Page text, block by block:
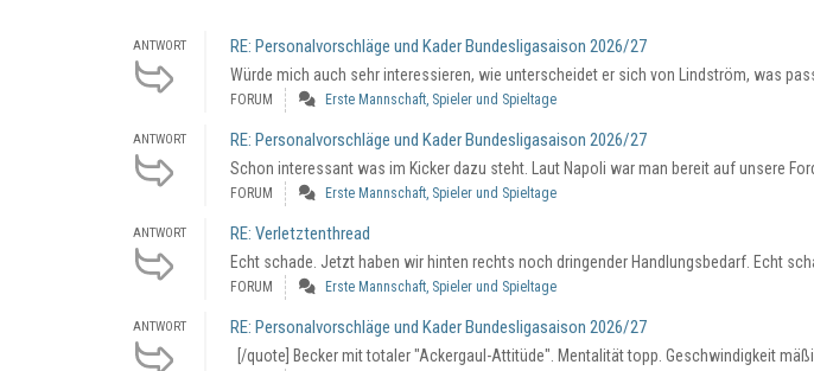
ANTWORT RE: Personalvorschläge und Kader Bundesligasaison 2026/27
Würde mich auch sehr interessieren, wie unterscheidet er sich von Lindström, was
FORUM Erste Mannschaft, Spieler und Spieltage
ANTWORT RE: Personalvorschläge und Kader Bundesligasaison 2026/27
Schon interessant was im Kicker dazu steht. Laut Napoli war man bereit auf unsere
FORUM Erste Mannschaft, Spieler und Spieltage
ANTWORT RE: Verletztenthread
Echt schade. Jetzt haben wir hinten rechts noch dringender Handlungsbedarf. Echt
FORUM Erste Mannschaft, Spieler und Spieltage
ANTWORT RE: Personalvorschläge und Kader Bundesligasaison 2026/27
[/quote] Becker mit totaler "Ackergaul-Attitüde". Mentalität topp. Geschwindigkeit